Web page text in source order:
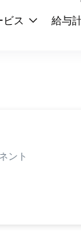
ビス 給与
ント